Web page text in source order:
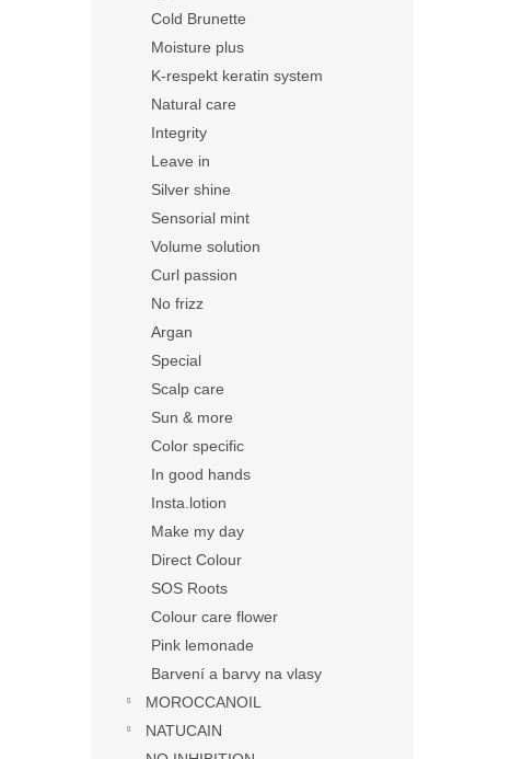
Cold Brunette
Moisture plus
K-respekt keratin system
Natural care
Integrity
Leave in
Silver shine
Sensorial mint
Volume solution
Curl passion
No frizz
Argan
Special
Scalp care
Sun & more
Color specific
In good hands
Insta.lotion
Make my day
Direct Colour
SOS Roots
Colour care flower
Pink lemonade
Barvení a barvy na vlasy
MOROCCANOIL
NATUCAIN